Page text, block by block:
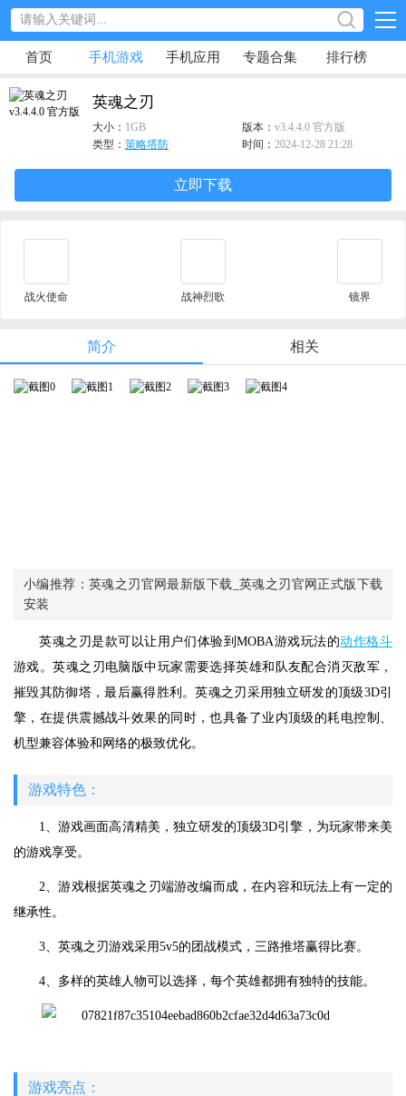
首页 手机游戏 手机应用 专题合集 排行榜
英魂之刃
大小： 1GB 版本： v3.4.4.0 官方版
类型： 策略塔防 时间： 2024-12-28 21:28
立即下载
战火使命 战神烈歌 镜界
简介 相关
小编推荐：英魂之刃官网最新版下载_英魂之刃官网正式版下载
安装
英魂之刃是款可以让用户们体验到MOBA游戏玩法的动作格斗
游戏。英魂之刃电脑版中玩家需要选择英雄和队友配合消灭敌军，
摧毁其防御塔，最后赢得胜利。英魂之刃采用独立研发的顶级3D引
擎，在提供震撼战斗效果的同时，也具备了业内顶级的耗电控制、
机型兼容体验和网络的极致优化。
游戏特色：
1、游戏画面高清精美，独立研发的顶级3D引擎，为玩家带来美
的游戏享受。
2、游戏根据英魂之刃端游改编而成，在内容和玩法上有一定的
继承性。
3、英魂之刃游戏采用5v5的团战模式，三路推塔赢得比赛。
4、多样的英雄人物可以选择，每个英雄都拥有独特的技能。
游戏亮点：